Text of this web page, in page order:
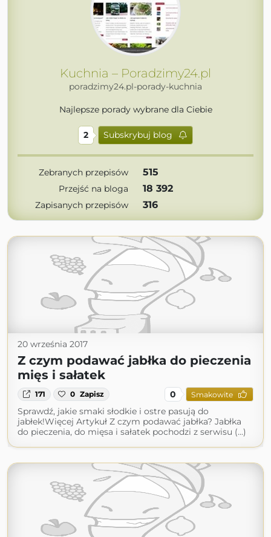
Kuchnia – Poradzimy24.pl
poradzimy24.pl-porady-kuchnia
Najlepsze porady wybrane dla Ciebie
2 Subskrybuj blog
Zebranych przepisów 515
Przejść na bloga 18 392
Zapisanych przepisów 316
20 września 2017
Z czym podawać jabłka do pieczenia
mięs i sałatek
171 0 Zapisz 0 Smakowite
Sprawdź, jakie smaki słodkie i ostre pasują do
jabłek!Więcej Artykuł Z czym podawać jabłka? Jabłka
do pieczenia, do mięsa i sałatek pochodzi z serwisu (...)